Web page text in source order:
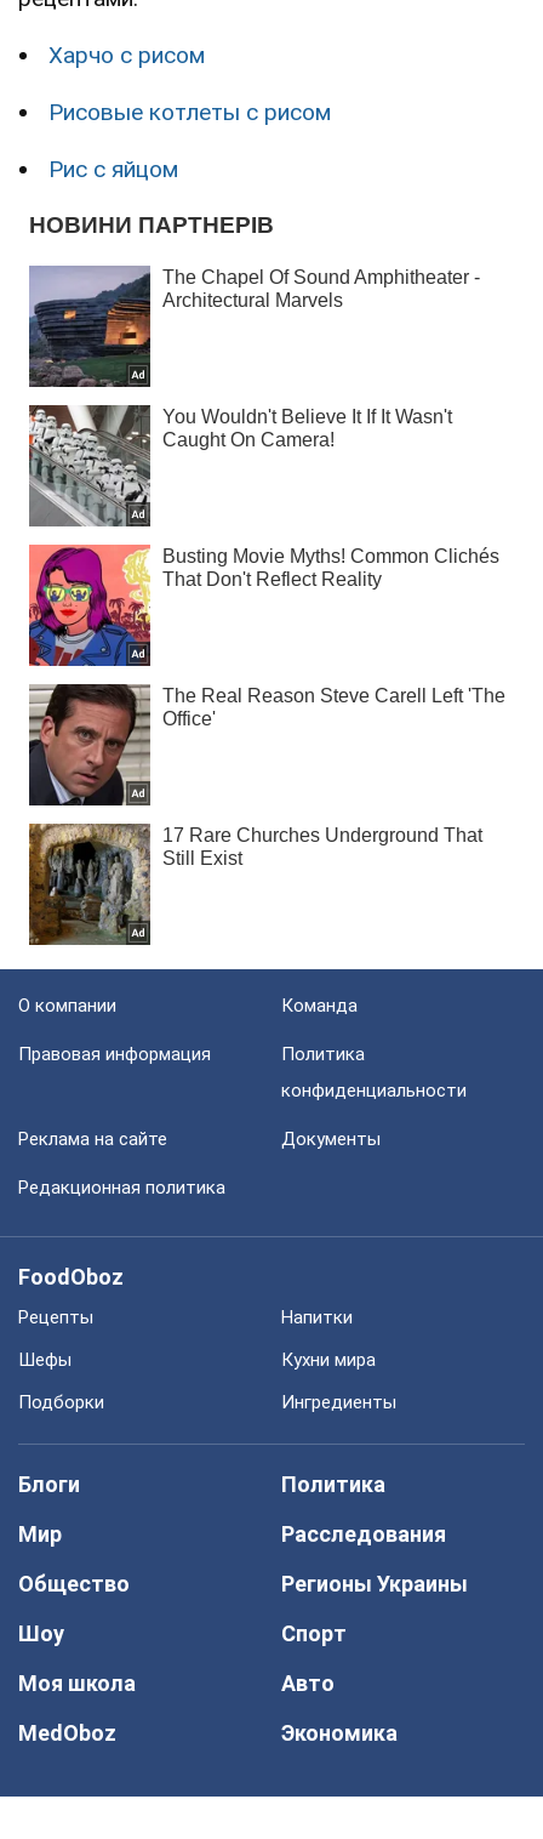
Харчо с рисом
Рисовые котлеты с рисом
Рис с яйцом
О компании Команда
Правовая информация
Политика
конфиденциальности
Реклама на сайте Документы
Редакционная политика
FoodOboz
Рецепты
Напитки
Шефы
Кухни мира
Подборки
Ингредиенты
Блоги
Политика
Мир
Расследования
Общество
Регионы Украины
Шоу
Спорт
Моя школа
Авто
MedOboz
Экономика